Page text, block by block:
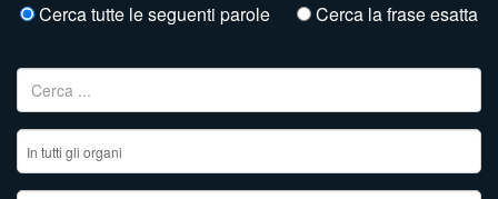
Cerca tutte le seguenti parole Cerca la frase esatta
Ricerca per: